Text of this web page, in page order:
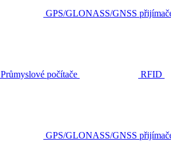
GPS/GLONASS/GNSS
Průmyslové počítače RFID
GPS/GLONASS/GNSS